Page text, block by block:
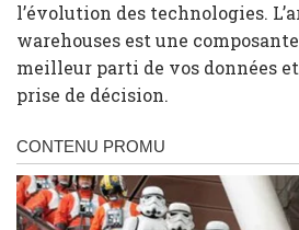
l’évolution des technologies.
warehouses est une
meilleur parti de vos données
prise de décision.